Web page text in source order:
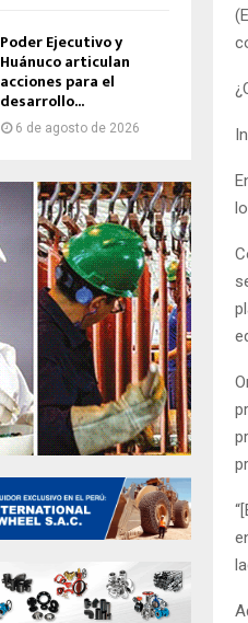
Poder Ejecutivo y
Huánuco articulan
acciones para el
desarrollo...
6 de agosto de 2026